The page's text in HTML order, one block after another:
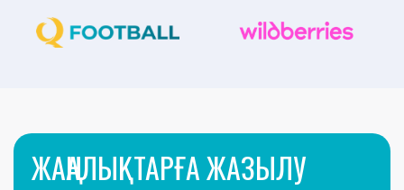
ЖАҢАЛЫҚТАРҒА ЖАЗЫЛУ